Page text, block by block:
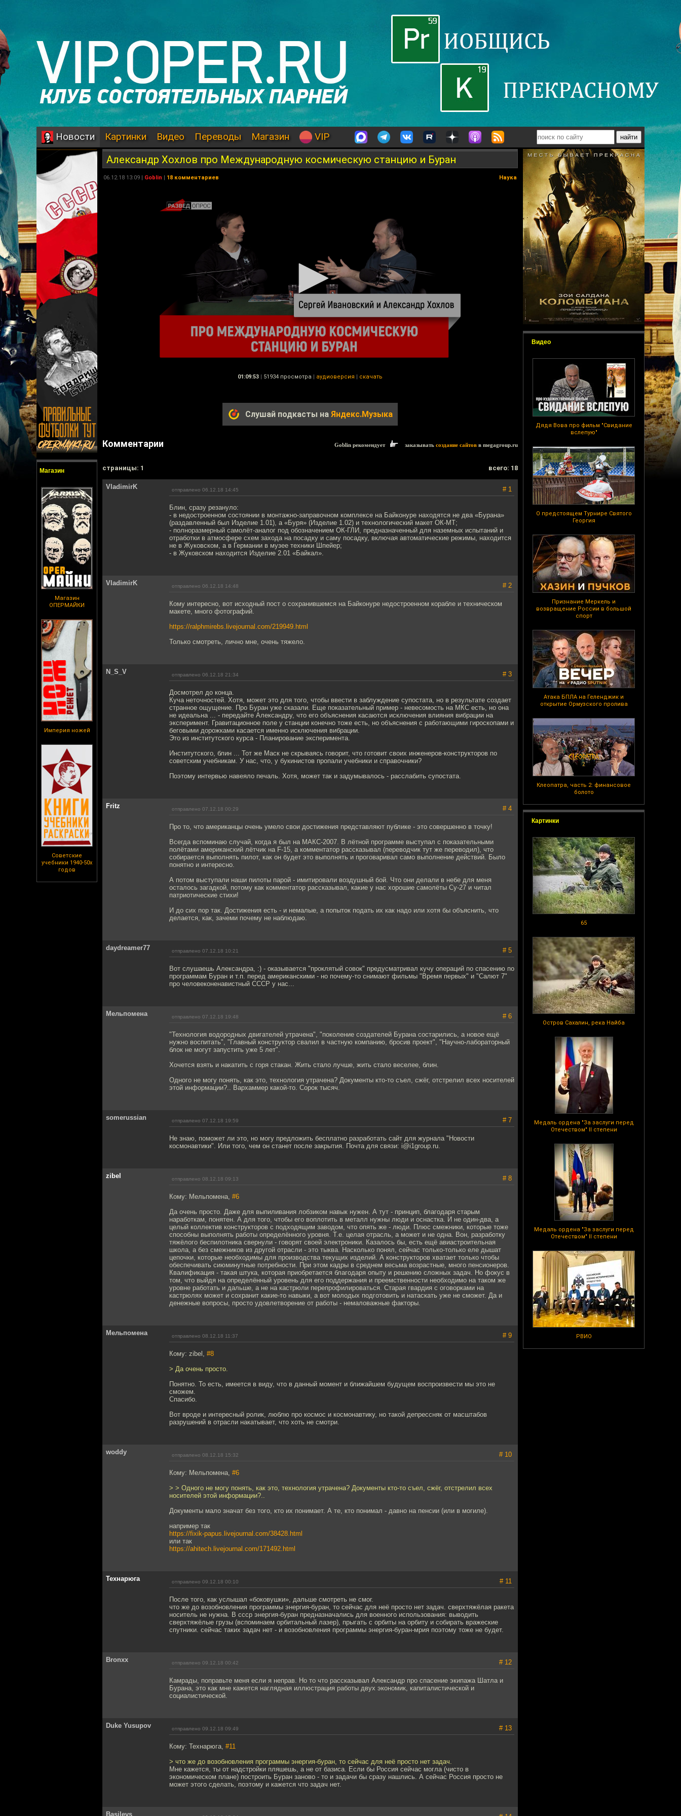
Новости Картинки Видео Переводы Магазин VIP
Магазин
Магазин
ОПЕРМАЙКИ
Империя ножей
Советские
учебники 1940-50х
годов
Видео
Дядя Вова про фильм "Свидание
вслепую"
О предстоящем Турнире Святого
Георгия
Признание Меркель и
возвращение России в большой
спорт
Атака БПЛА на Геленджик и
открытие Ормузского пролива
Клеопатра, часть 2: финансовое
болото
Картинки
65
Остров Сахалин, река Найба
Медаль ордена "За заслуги перед
Отечеством" II степени
Медаль ордена "За заслуги перед
Отечеством" II степени
РВИО
Александр Хохлов про Международную космическую станцию и Буран
06.12.18 13:09 | Goblin | 18 комментариев Наука
01:09:53 | 51934 просмотра | аудиоверсия | скачать
Слушай подкасты на Яндекс.Музыка
Комментарии Goblin рекомендует заказывать создание сайтов в megagroup.ru
cтраницы: 1 всего: 18
VladimirK отправлено 06.12.18 14:45 # 1
Блин, сразу резануло:
- в недостроенном состоянии в монтажно-заправочном комплексе на Байконуре находятся не два «Бурана»
(раздавленный был Изделие 1.01), а «Буря» (Изделие 1.02) и технологический макет ОК-МТ;
- полноразмерный самолёт-аналог под обозначением ОК-ГЛИ, предназначенный для наземных испытаний и
отработки в атмосфере схем захода на посадку и саму посадку, включая автоматические режимы, находится
не в Жуковском, а в Германии в музее техники Шпейер;
- в Жуковском находится Изделие 2.01 «Байкал».
VladimirK отправлено 06.12.18 14:48 # 2
Кому интересно, вот исходный пост о сохранившемся на Байконуре недостроенном корабле и техническом
макете, много фотографий.
https://ralphmirebs.livejournal.com/219949.html
Только смотреть, лично мне, очень тяжело.
N_S_V отправлено 06.12.18 21:34 # 3
Досмотрел до конца.
Куча неточностей. Хотя, может это для того, чтобы ввести в заблуждение супостата, но в результате создает
странное ощущение. Про Буран уже сказали. Еще показательный пример - невесомость на МКС есть, но она
не идеальна ... - передайте Александру, что его объяснения касаются исключения влияния вибрации на
эксперимент. Гравитационное поле у станции конечно тоже есть, но объяснения с работающими гироскопами и
беговыми дорожками касается именно исключения вибрации.
Это из институтского курса - Планирование эксперимента.
Институтского, блин ... Тот же Маск не скрываясь говорит, что готовит своих инженеров-конструкторов по
советским учебникам. У нас, что, у букинистов пропали учебники и справочники?
Поэтому интервью навеяло печаль. Хотя, может так и задумывалось - расслабить супостата.
Fritz отправлено 07.12.18 00:29 # 4
Про то, что американцы очень умело свои достижения представляют публике - это совершенно в точку!
Всегда вспоминаю случай, когда я был на МАКС-2007. В лётной программе выступал с показательными
полётами американский лётчик на F-15, а комментатор рассказывал (переводчик тут же переводил), что
собирается выполнять пилот, как он будет это выполнять и проговаривал само выполнение действий. Было
понятно и интересно.
А потом выступали наши пилоты парой - имитировали воздушный бой. Что они делали в небе для меня
осталось загадкой, потому как комментатор рассказывал, какие у нас хорошие самолёты Су-27 и читал
патриотические стихи!
И до сих пор так. Достижения есть - и немалые, а попыток подать их как надо или хотя бы объяснить, что
делается, как, зачеми почему не наблюдаю.
daydreamer77 отправлено 07.12.18 10:21 # 5
Вот слушаешь Александра, :) - оказывается "проклятый совок" предусматривал кучу операций по спасению по
программам Буран и т.п. перед американскими - но почему-то снимают фильмы "Время первых" и "Салют 7"
про человеконенавистный СССР у нас...
Мельпомена отправлено 07.12.18 19:48 # 6
"Технология водородных двигателей утрачена", "поколение создателей Бурана состарились, а новое ещё
нужно воспитать", "Главный конструктор свалил в частную компанию, бросив проект", "Научно-лабораторный
блок не могут запустить уже 5 лет".
Хочется взять и накатить с горя стакан. Жить стало лучше, жить стало веселее, блин.
Одного не могу понять, как это, технология утрачена? Документы кто-то съел, сжёг, отстрелил всех носителей
этой информации?.. Вархаммер какой-то. Сорок тысяч.
somerussian отправлено 07.12.18 19:59 # 7
Не знаю, поможет ли это, но могу предложить бесплатно разработать сайт для журнала "Новости
космонавтики". Или того, чем он станет после закрытия. Почта для связи: i@i1group.ru.
zibel отправлено 08.12.18 09:13 # 8
Кому: Мельпомена, #6
Да очень просто. Даже для выпиливания лобзиком навык нужен. А тут - принцип, благодаря старым
наработкам, понятен. А для того, чтобы его воплотить в металл нужны люди и оснастка. И не один-два, а
целый коллектив конструкторов с подходящим заводом, что опять же - люди. Плюс смежники, которые тоже
способны выполнять работы определённого уровня. Т.е. целая отрасль, а может и не одна. Вон, разработку
тяжёлого беспилотника свернули - говорят своей электроники. Казалось бы, есть ещё авиастроительная
школа, а без смежников из другой отрасли - это тыква. Насколько понял, сейчас только-только еле дышат
цепочки, которые необходимы для производства текущих изделий. А конструкторов хватает только чтобы
обеспечивать сиюминутные потребности. При этом кадры в среднем весьма возрастные, много пенсионеров.
Квалификация - такая штука, которая приобретается благодаря опыту и решению сложных задач. Но фокус в
том, что выйдя на определённый уровень для его поддержания и преемственности необходимо на таком же
уровне работать и дальше, а не на кастрюли перепрофилироваться. Старая гвардия с оговорками на
кастрюлях может и сохранит какие-то навыки, а вот молодых подготовить и натаскать уже не сможет. Да и
денежные вопросы, просто удовлетворение от работы - немаловажные факторы.
Мельпомена отправлено 08.12.18 11:37 # 9
Кому: zibel, #8
> Да очень просто.
Понятно. То есть, имеется в виду, что в данный момент и ближайшем будущем воспроизвести мы это не
сможем.
Спасибо.
Вот вроде и интересный ролик, люблю про космос и космонавтику, но такой депрессняк от масштабов
разрушений в отрасли накатывает, что хоть не смотри.
woddy отправлено 08.12.18 15:32 # 10
Кому: Мельпомена, #6
> > Одного не могу понять, как это, технология утрачена? Документы кто-то съел, сжёг, отстрелил всех
носителей этой информации?..
Документы мало значат без того, кто их понимает. А те, кто понимал - давно на пенсии (или в могиле).
например так
https://fixik-papus.livejournal.com/38428.html
или так
https://ahitech.livejournal.com/171492.html
Технарюга отправлено 09.12.18 00:10 # 11
После того, как услышал «боковушки», дальше смотреть не смог.
что же до возобновления программы энергия-буран, то сейчас для неё просто нет задач. сверхтяжёлая ракета
носитель не нужна. В ссср энергия-буран предназначались для военного использования: выводить
сверхтяжёлые грузы (вспоминаем орбитальный лазер), прыгать с орбиты на орбиту и собирать вражеские
спутники. сейчас таких задач нет - и возобновления программы энергия-буран-мрия поэтому тоже не будет.
Bronxx отправлено 09.12.18 00:42 # 12
Камрады, поправьте меня если я неправ. Но то что рассказывал Александр про спасение экипажа Шатла и
Бурана, это как мне кажется наглядная иллюстрация работы двух экономик, капиталистической и
социалистической.
Duke Yusupov отправлено 09.12.18 09:49 # 13
Кому: Технарюга, #11
> что же до возобновления программы энергия-буран, то сейчас для неё просто нет задач.
Мне кажется, ты от надстройки пляшешь, а не от базиса. Если бы Россия сейчас могла (чисто в
экономическом плане) построить Буран заново - то и задачи бы сразу нашлись. А сейчас Россия просто не
может этого сделать, поэтому и кажется что задач нет.
Basilevs